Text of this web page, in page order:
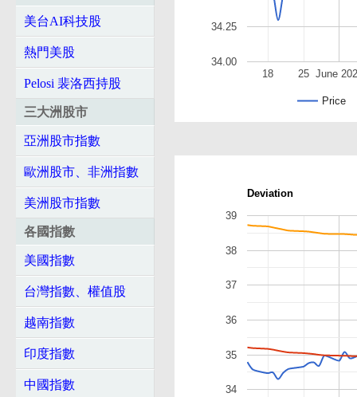
美台AI科技股
熱門美股
Pelosi 裴洛西持股
三大洲股市
亞洲股市指數
歐洲股市、非洲指數
美洲股市指數
各國指數
美國指數
台灣指數、權值股
越南指數
印度指數
中國指數
Price
June
18 25
34.00
34.25
Deviation
34
35
36
37
38
39